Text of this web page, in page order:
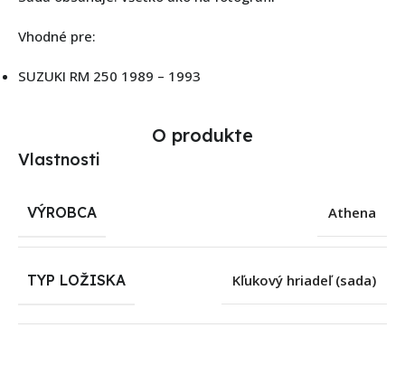
Vhodné pre:
SUZUKI RM 250 1989 – 1993
O produkte
Vlastnosti
VÝROBCA Athena
TYP LOŽISKA Kľukový hriadeľ (sada)